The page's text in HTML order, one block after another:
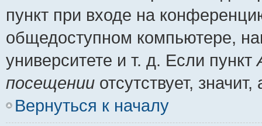
пункт при входе на
общедоступном компьютере,
университете и т. д. Если пункт
посещении отсутствует,
Вернуться к началу